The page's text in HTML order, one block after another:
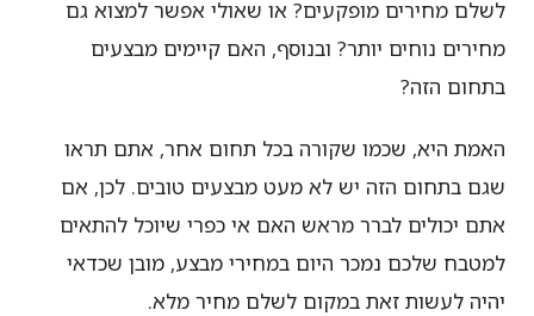
לשלם מחירים מופקעים? או שאולי אפשר למצוא גם
מחירים נוחים יותר? ובנוסף, האם קיימים מבצעים
בתחום הזה?
האמת היא, שכמו שקורה בכל תחום אחר, אתם תראו
שגם בתחום הזה יש לא מעט מבצעים טובים. לכן, אם
אתם יכולים לברר מראש האם אי כפרי שיוכל להתאים
למטבח שלכם נמכר היום במחירי מבצע, מובן שכדאי
יהיה לעשות זאת במקום לשלם מחיר מלא.